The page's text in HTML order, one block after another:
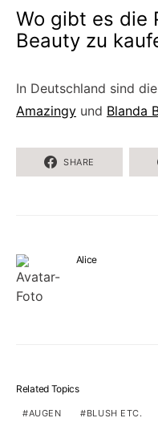
Wo gibt es die
Beauty zu
In Deutschland sind
Amazingy und Blanda
SHARE
Alice
Related Topics
AUGEN BLUSH ETC.